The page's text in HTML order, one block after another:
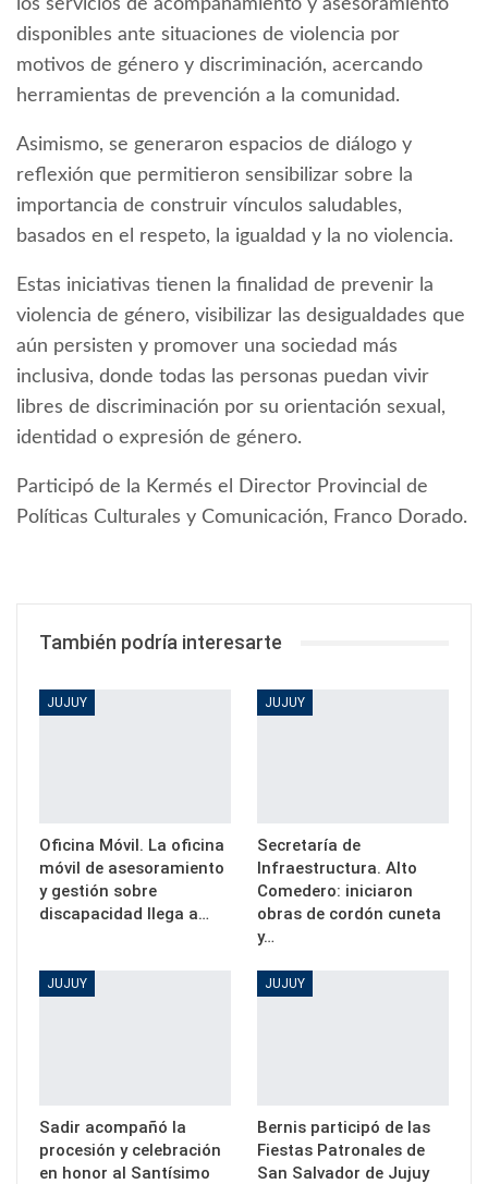
los servicios de acompañamiento y asesoramiento
disponibles ante situaciones de violencia por
motivos de género y discriminación, acercando
herramientas de prevención a la comunidad.
Asimismo, se generaron espacios de diálogo y
reflexión que permitieron sensibilizar sobre la
importancia de construir vínculos saludables,
basados en el respeto, la igualdad y la no violencia.
Estas iniciativas tienen la finalidad de prevenir la
violencia de género, visibilizar las desigualdades que
aún persisten y promover una sociedad más
inclusiva, donde todas las personas puedan vivir
libres de discriminación por su orientación sexual,
identidad o expresión de género.
Participó de la Kermés el Director Provincial de
Políticas Culturales y Comunicación, Franco Dorado.
También podría interesarte
JUJUY
Oficina Móvil. La oficina
móvil de asesoramiento
y gestión sobre
discapacidad llega a…
JUJUY
Secretaría de
Infraestructura. Alto
Comedero: iniciaron
obras de cordón cuneta
y…
JUJUY
Sadir acompañó la
procesión y celebración
en honor al Santísimo
JUJUY
Bernis participó de las
Fiestas Patronales de
San Salvador de Jujuy